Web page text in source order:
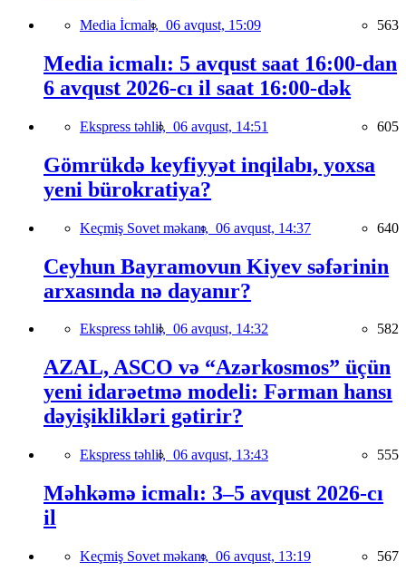
Media İcmalı, 06 avqust, 15:09 563
Media icmalı: 5 avqust saat 16:00-dan
6 avqust 2026-cı il saat 16:00-dək
Ekspress təhlil, 06 avqust, 14:51 605
Gömrükdə keyfiyyət inqilabı, yoxsa
yeni bürokratiya?
Keçmiş Sovet məkanı, 06 avqust, 14:37 640
Ceyhun Bayramovun Kiyev səfərinin
arxasında nə dayanır?
Ekspress təhlil, 06 avqust, 14:32 582
AZAL, ASCO və “Azərkosmos” üçün
yeni idarəetmə modeli: Fərman hansı
dəyişiklikləri gətirir?
Ekspress təhlil, 06 avqust, 13:43 555
Məhkəmə icmalı: 3–5 avqust 2026-cı
il
Keçmiş Sovet məkanı, 06 avqust, 13:19 567